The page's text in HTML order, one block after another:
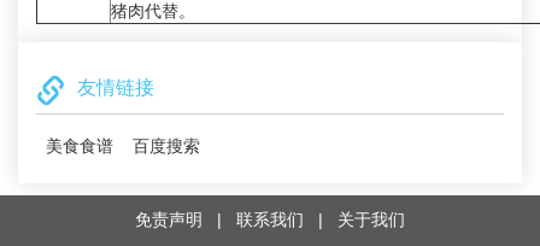
猪肉代替。
友情链接
美食食谱 百度搜索
免责声明 | 联系我们 | 关于我们